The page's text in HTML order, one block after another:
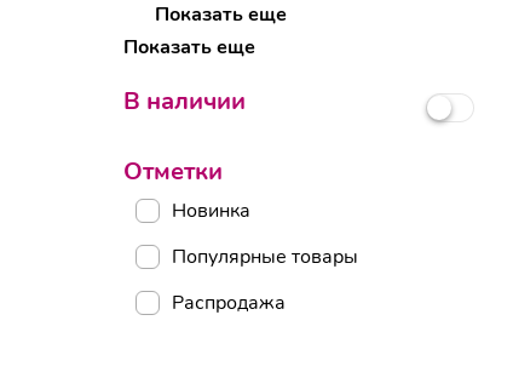
Показать еще
Показать еще
В наличии
Отметки
Новинка
Популярные товары
Распродажа